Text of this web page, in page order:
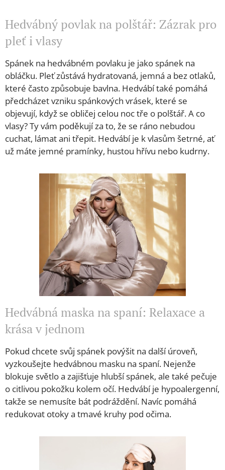
Hedvábný povlak na polštář: Zázrak pro
pleť i vlasy
Spánek na hedvábném povlaku je jako spánek na
obláčku. Pleť zůstává hydratovaná, jemná a bez otlaků,
které často způsobuje bavlna. Hedvábí také pomáhá
předcházet vzniku spánkových vrásek, které se
objevují, když se obličej celou noc tře o polštář. A co
vlasy? Ty vám poděkují za to, že se ráno nebudou
cuchat, lámat ani třepit. Hedvábí je k vlasům šetrné, ať
už máte jemné pramínky, hustou hřívu nebo kudrny.
Hedvábná maska na spaní: Relaxace a
krása v jednom
Pokud chcete svůj spánek povýšit na další úroveň,
vyzkoušejte hedvábnou masku na spaní. Nejenže
blokuje světlo a zajišťuje hlubší spánek, ale také pečuje
o citlivou pokožku kolem očí. Hedvábí je hypoalergenní,
takže se nemusíte bát podráždění. Navíc pomáhá
redukovat otoky a tmavé kruhy pod očima.